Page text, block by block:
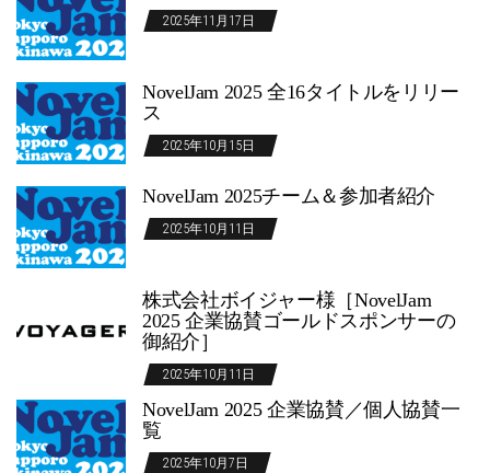
2025年11月17日
NovelJam 2025 全16タイトルをリリー
ス
2025年10月15日
NovelJam 2025チーム＆参加者紹介
2025年10月11日
株式会社ボイジャー様［NovelJam
2025 企業協賛ゴールドスポンサーの
御紹介］
2025年10月11日
NovelJam 2025 企業協賛／個人協賛一
覧
2025年10月7日